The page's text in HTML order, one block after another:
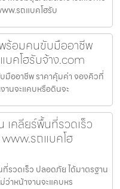
รถแบคโฮรับ
พร้อมคนขับมืออาชีพ
คโฮรับจ้าง.com
มืออาชีพ ราคาคุ้มค่า จองคิวที่
านจะแคบหรือดินจะ
คลียร์พื้นที่รวดเร็ว
รถแบคโฮ
รวดเร็ว ปลอดภัย ได้มาตรฐาน
ว่าหน้างานจะแคบหร